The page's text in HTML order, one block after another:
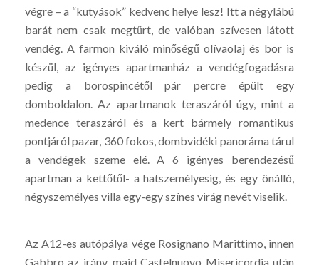
végre – a “kutyások” kedvenc helye lesz! Itt a négylábú
barát nem csak megtűrt, de valóban szívesen látott
vendég. A farmon kiváló minőségű olívaolaj és bor is
készül, az igényes apartmanház a vendégfogadásra
pedig a borospincétől pár percre épült egy
domboldalon. Az apartmanok teraszáról úgy, mint a
medence teraszáról és a kert bármely romantikus
pontjáról pazar, 360 fokos, dombvidéki panoráma tárul
a vendégek szeme elé. A 6 igényes berendezésű
apartman a kettőtől- a hatszemélyesig, és egy önálló,
négyszemélyes villa egy-egy színes virág nevét viselik.
Az A12-es autópálya vége Rosignano Marittimo, innen
Gabbro az irány, majd Castelnuovo Misericordia után